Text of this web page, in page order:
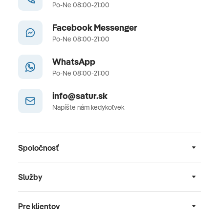
Po-Ne 08:00-21:00
Facebook Messenger
Po-Ne 08:00-21:00
WhatsApp
Po-Ne 08:00-21:00
info@satur.sk
Napíšte nám kedykoľvek
Spoločnosť
Služby
Pre klientov